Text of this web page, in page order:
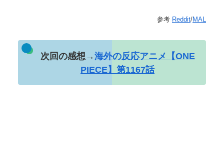
参考 Reddit/MAL
次回の感想→海外の反応アニメ【ONE
PIECE】第1167話